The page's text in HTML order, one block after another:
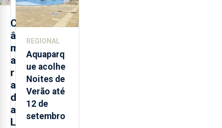
C
â
m
a
r
a
d
a
L
2025 nos
Açores
REGIONAL
Aquaparq
ue acolhe
Noites de
Verão até
12 de
setembro